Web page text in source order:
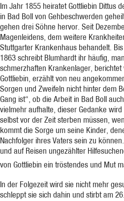
Im Jahr 1855 heiratet Gottliebin Dittus
in Bad Boll von Gehbeschwerden
gehen drei Söhne hervor. Seit
Magenleidens, dem weitere
Stuttgarter Krankenhaus behandelt.
1863 schreibt Blumhardt ihr häufig,
schmerzhaften Krankenlager,
Gottliebin, erzählt von neu
Sorgen und Zweifeln nicht hinter dem
Gang ist“, ob die Arbeit in Bad Boll
vielmehr aufhalte, dieser Gedanke
selbst vor der Zeit sterben müssen,
kommt die Sorge um seine Kinder,
Nachfolger ihres Vaters sein zu
und auf Reisen ungezählter
von Gottliebin ein tröstendes und Mut
In der Folgezeit wird sie nicht mehr
schleppt sie sich dahin und stirbt am